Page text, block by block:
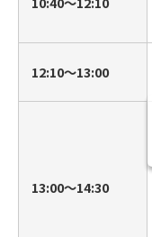
12:10〜13:00
13:00〜14:30